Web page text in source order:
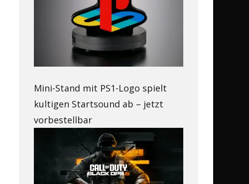
Mini-Stand mit PS1-Logo spielt
kultigen Startsound ab – jetzt
vorbestellbar